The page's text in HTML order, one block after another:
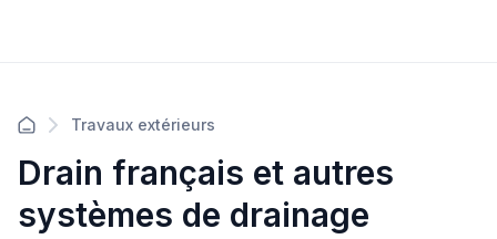
Travaux extérieurs
Drain français et autres
systèmes de drainage